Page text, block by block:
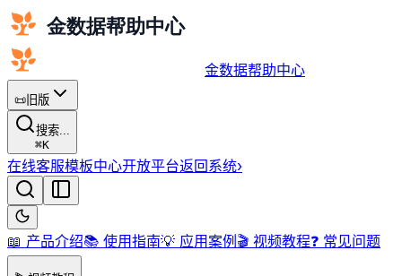
金数据帮助中心
📜 旧版
搜索...
⌘K
在线客服模板中心开放平台返回系统›
📖 产品介绍📚 使用指南💡 应用案例 🎬 视频教程❓ 常见问题